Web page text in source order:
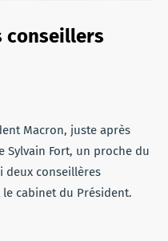
conseillers
Macron, juste après
Sylvain Fort, un proche du
deux conseillères
cabinet du Président.